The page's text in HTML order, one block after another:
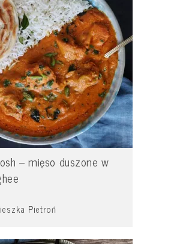
– mięso duszone w
Pietroń